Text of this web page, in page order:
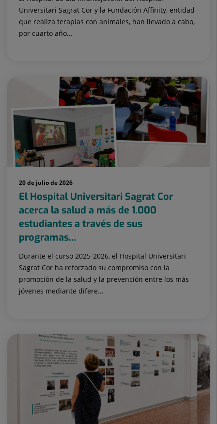
Universitari Sagrat Cor y la Fundación Affinity, entidad
que realiza terapias con animales, han llevado a cabo,
por cuarto año...
20 de julio de 2026
El Hospital Universitari Sagrat Cor
acerca la salud a más de 1.000
estudiantes a través de sus
programas...
Durante el curso 2025-2026, el Hospital Universitari
Sagrat Cor ha reforzado su compromiso con la
promoción de la salud y la prevención entre los más
jóvenes mediante difere...